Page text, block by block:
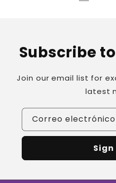
Subscribe
Join our email list for
latest
Correo electrónico
Sign